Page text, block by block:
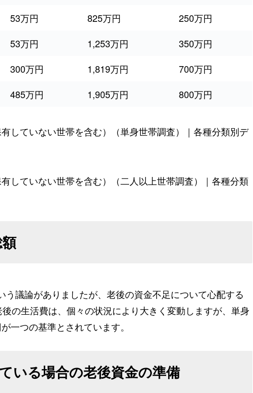
53万円 825万円
250万円
53万円 1,253万円
350万円
300万円 1,819万円
700万円
485万円 1,905万円 800万円
していない世帯を含む）（単身世帯調査）｜各種分類別デ
していない世帯を含む）（二人以上世帯調査）｜各種分類
議論がありましたが、老後の資金不足について心配する
の生活費は、個々の状況により大きく変動しますが、単身
一つの基準とされています。
いる場合の老後資金の準備